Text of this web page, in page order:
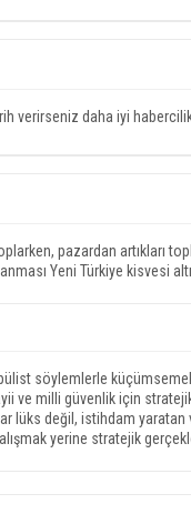
verirseniz daha iyi
pazardan artıkları
Yeni Türkiye kisvesi
söylemlerle
ve milli güvenlik için
lüks değil, istihdam
yerine stratejik